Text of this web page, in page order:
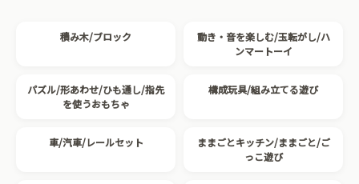
積み木/ブロック
動き・音を楽しむ/玉転がし/ハ
ンマートーイ
パズル/形あわせ/ひも通し/指先
を使うおもちゃ
構成玩具/組み立てる遊び
車/汽車/レールセット
ままごとキッチン/ままごと/ご
っこ遊び